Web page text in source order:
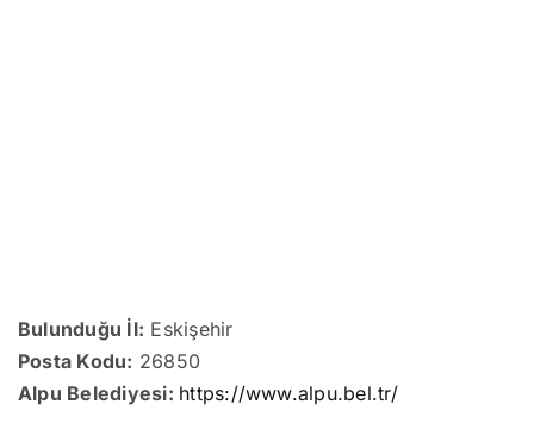
Bulunduğu İl: Eskişehir
Posta Kodu: 26850
Alpu Belediyesi: https://www.alpu.bel.tr/